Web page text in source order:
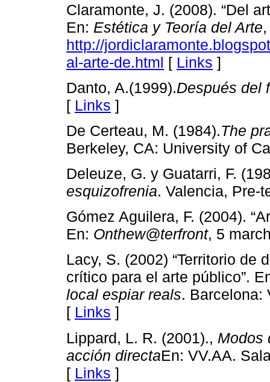
Claramonte, J. (2008). “Del
En: Estética y Teoría del Arte
http://
al-arte-de.html [ Links ]
Danto, A.(1999).Después del
[ Links ]
De Certeau, M. (1984).The
Berkeley, CA: University of
Deleuze, G. y Guatarri, F.
esquizofrenia. Valencia, Pre-
Gómez Aguilera, F. (2004).
En: Onthew@terfront, 5
Lacy, S. (2002) “Territorio de
crítico para el arte público”.
local espiar reals. Barcelona:
[ Links ]
Lippard, L. R. (2001)., Modos
acción directaEn: VV.AA.
[ Links ]